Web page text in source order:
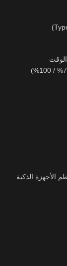
الأجهزة الذكية